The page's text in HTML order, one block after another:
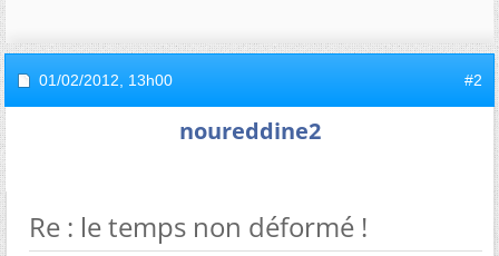
01/02/2012, 13h00 #2
noureddine2
Re : le temps non déformé !